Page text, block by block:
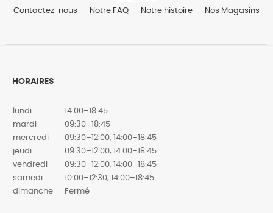
Contactez-nous Notre FAQ Notre histoire Nos Magasins
HORAIRES
lundi
14:00–18:45
mardi
09:30–18:45
mercredi
09:30–12:00, 14:00–18:45
jeudi
09:30–12:00, 14:00–18:45
vendredi
09:30–12:00, 14:00–18:45
samedi
10:00–12:30, 14:00–18:45
dimanche
Fermé